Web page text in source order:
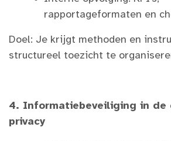
rapportageformaten en
Doel: Je krijgt methoden en
structureel toezicht te
4. Informatiebeveiliging in de
privacy